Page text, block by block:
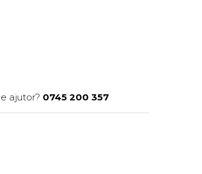
ajutor? 0745 200 357